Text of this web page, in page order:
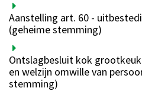
Aanstelling art. 60 -
(geheime stemming)
Ontslagbesluit kok
en welzijn omwille van
stemming)